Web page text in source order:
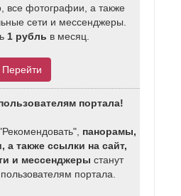
все фотографии, а также
сети и мессенджеры.
1 рубль в месяц.
Перейти
портала!
панорамы,
а также ссылки на сайт,
и мессенджеры станут
портала.